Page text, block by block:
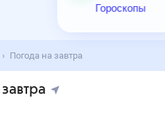
Гороскопы
Погода на завтра